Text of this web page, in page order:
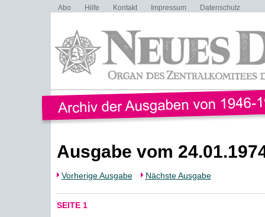
Abo Hilfe Kontakt Impressum Datenschutz
Ausgabe vom
Vorherige Ausgabe Nächste Ausgabe
SEITE 1